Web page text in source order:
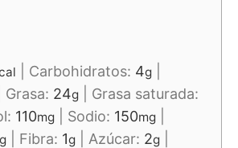
Carbohidratos: 4g
Grasa: 24g
Grasa saturada:
110mg Sodio: 150mg
Fibra: 1g Azúcar: 2g